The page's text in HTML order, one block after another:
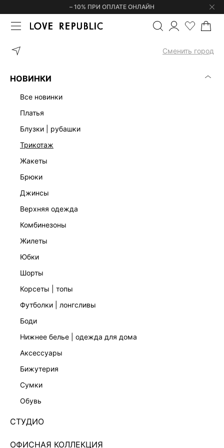
– 10% ПРИ ОПЛАТЕ ОНЛАЙН
Сменить город
НОВИНКИ
все новинки
платья
блузки | рубашки
трикотаж
жакеты
брюки
джинсы
верхняя одежда
комбинезоны
жилеты
юбки
шорты
корсеты | топы
футболки | лонгсливы
боди
нижнее белье | одежда для дома
аксессуары
бижутерия
сумки
обувь
СТУДИО
ОФИСНАЯ КОЛЛЕКЦИЯ
ГЛАВНАЯ СОЛНЦЕЗАЩИТНЫЕ ОЧКИ С
544436009-27